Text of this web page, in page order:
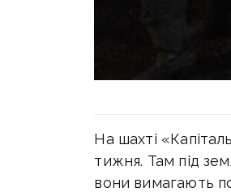
На шахті
тижня. Там під
вони вимагають